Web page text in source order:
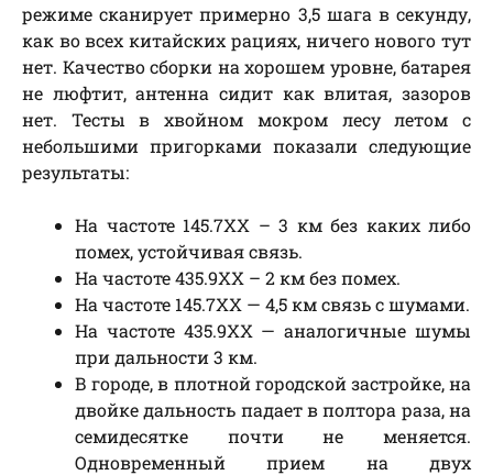
режиме сканирует примерно 3,5 шага в секунду,
как во всех китайских рациях, ничего нового тут
нет. Качество сборки на хорошем уровне, батарея
не люфтит, антенна сидит как влитая, зазоров
нет. Тесты в хвойном мокром лесу летом с
небольшими пригорками показали следующие
результаты:
На частоте 145.7ХХ – 3 км без каких либо
помех, устойчивая связь.
На частоте 435.9ХХ – 2 км без помех.
На частоте 145.7ХХ — 4,5 км связь с шумами.
На частоте 435.9ХХ — аналогичные шумы
при дальности 3 км.
В городе, в плотной городской застройке, на
двойке дальность падает в полтора раза, на
семидесятке почти не меняется.
Одновременный прием на двух